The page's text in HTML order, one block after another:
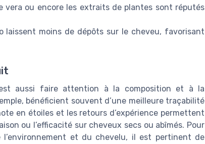
vera ou encore les extraits de plantes sont réputés
laissent moins de dépôts sur le cheveu, favorisant
aussi faire attention à la composition et à la
bénéficient souvent d’une meilleure traçabilité
en étoiles et les retours d’expérience permettent
ou l’efficacité sur cheveux secs ou abîmés. Pour
et du chevelu, il est pertinent de